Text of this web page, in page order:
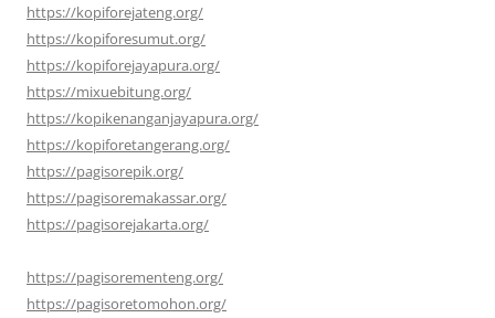
https://kopiforejateng.org/
https://kopiforesumut.org/
https://kopiforejayapura.org/
https://mixuebitung.org/
https://kopikenanganjayapura.org/
https://kopiforetangerang.org/
https://pagisorepik.org/
https://pagisoremakassar.org/
https://pagisorejakarta.org/
https://pagisorementeng.org/
https://pagisoretomohon.org/